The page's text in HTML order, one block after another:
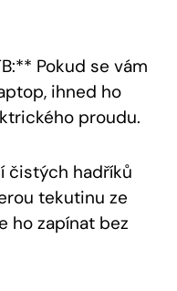
Pokud se vám
ihned ho
proudu.
čistých hadříků
tekutinu ze
ho zapínat bez